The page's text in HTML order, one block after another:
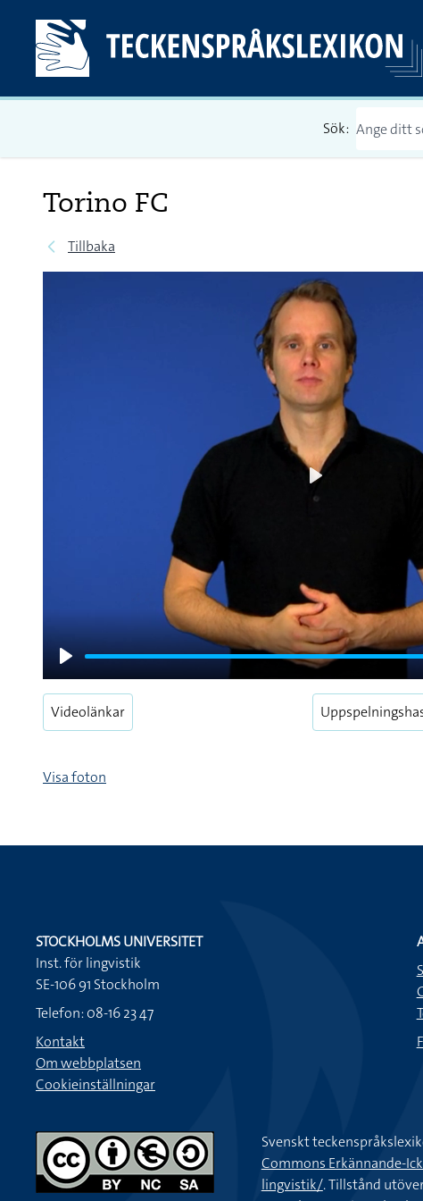
Sök:
Torino FC
Tillbaka
Play
Play
Videolänkar
Visa foton
STOCKHOLMS UNIVERSITET
Inst. för lingvistik
SE-106 91 Stockholm
Telefon: 08-16 23 47
Kontakt
Om webbplatsen
Cookieinställningar
Svenskt
Commons Erkännande-
lingvistik/. Tillstånd